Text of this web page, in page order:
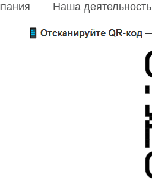
Наша деятельность